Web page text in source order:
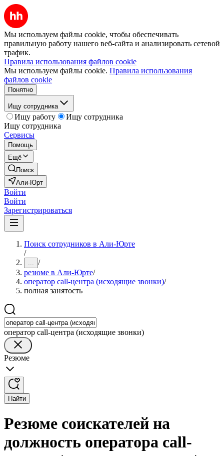
Мы используем файлы cookie, чтобы обеспечивать
правильную работу нашего веб-сайта и анализировать сетевой
трафик.
Правила использования файлов cookie
Мы используем файлы cookie. Правила использования
файлов cookie
Понятно
Ищу сотрудника
Ищу работу
Ищу сотрудника
Ищу сотрудника
Сервисы
Помощь
Ещё
Поиск
Али-Юрт
Войти
Войти
Зарегистрироваться
Поиск сотрудников в Али-Юрте
/
... /
резюме в Али-Юрте/
оператор call-центра (исходящие звонки)/
полная занятость
оператор call-центра (исходящие звонки)
Резюме
Найти
Резюме соискателей на
должность оператора call-